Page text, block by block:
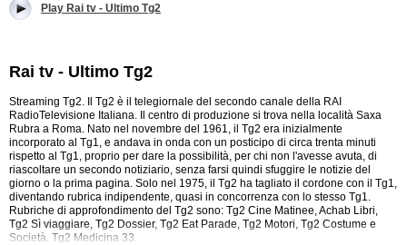
Play Rai tv - Ultimo Tg2
Rai tv - Ultimo Tg2
Streaming Tg2. Il Tg2 è il telegiornale del secondo canale della RAI
RadioTelevisione Italiana. Il centro di produzione si trova nella località Saxa
Rubra a Roma. Nato nel novembre del 1961, il Tg2 era inizialmente
incorporato al Tg1, e andava in onda con un posticipo di circa trenta minuti
rispetto al Tg1, proprio per dare la possibilità, per chi non l'avesse avuta, di
riascoltare un secondo notiziario, senza farsi quindi sfuggire le notizie del
giorno o la prima pagina. Solo nel 1975, il Tg2 ha tagliato il cordone con il Tg1,
diventando rubrica indipendente, quasi in concorrenza con lo stesso Tg1.
Rubriche di approfondimento del Tg2 sono: Tg2 Cine Matinee, Achab Libri,
Tg2 Sì viaggiare, Tg2 Dossier, Tg2 Eat Parade, Tg2 Motori, Tg2 Costume e
Società, Tg2 Medicina 33.